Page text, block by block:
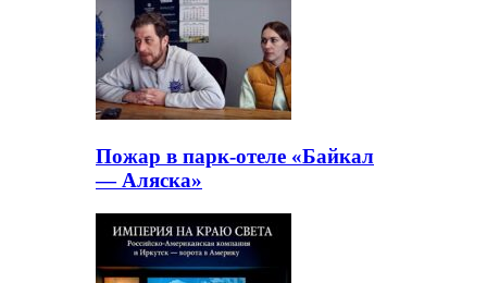
Пожар в парк-отеле «Байкал
— Аляска»